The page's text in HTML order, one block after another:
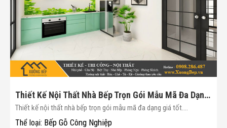
Thiết Kế Nội Thất Nhà Bếp Trọn Gói Mẫu Mã Đa Dạng Giá Tốt(Mã :170)
Thiết kế nội thất nhà bếp trọn gói mẫu mã đa dạng giá tốt....
Thể loại: Bếp Gỗ Công Nghiệp